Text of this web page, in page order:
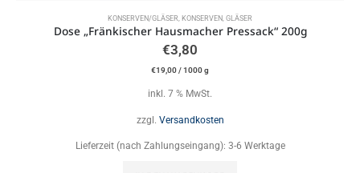
KONSERVEN/GLÄSER KONSERVEN, GLÄSER
Dose „Fränkischer Hausmacher Pressack“ 200g
€3,80
€19,00/1000g
inkl. 7 % MwSt.
zzgl. Versandkosten
Lieferzeit (nach Zahlungseingang): 3-6 Werktage